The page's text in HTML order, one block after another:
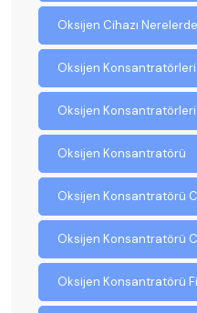
Oksijen Cihazı Nerelerde
Oksijen Konsantratörleri
Oksijen
Oksijen Konsantratörü
Oksijen Konsantratörü
Oksijen Konsantratörü
Oksijen Konsantratörü